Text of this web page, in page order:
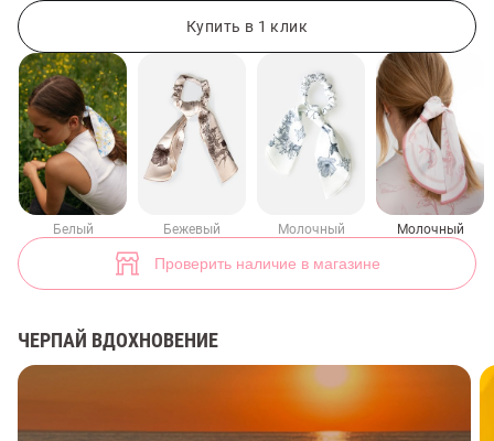
Купить в 1 клик
Белый Бежевый Молочный Молочный
Проверить наличие в магазине
ЧЕРПАЙ ВДОХНОВЕНИЕ
Молочная резинка-платок с морским принтом (арт. 50130) ♡